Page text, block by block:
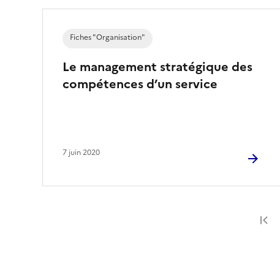
Le management stratégique des
compétences d’un service
Fiches "Organisation"
7 juin 2020